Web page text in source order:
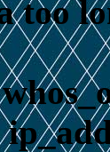
too